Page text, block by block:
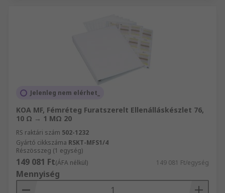
Jelenleg nem elérhet_
KOA MF, Fémréteg Furatszerelt Ellenálláskészlet 76,
10 Ω → 1 MΩ 20
RS raktári szám 502-1232
Gyártó cikkszáma RSKT-MFS1/4
Részösszeg (1 egység)
149 081 Ft(ÁFA nélkül) 149 081 Ft/egység
Mennyiség